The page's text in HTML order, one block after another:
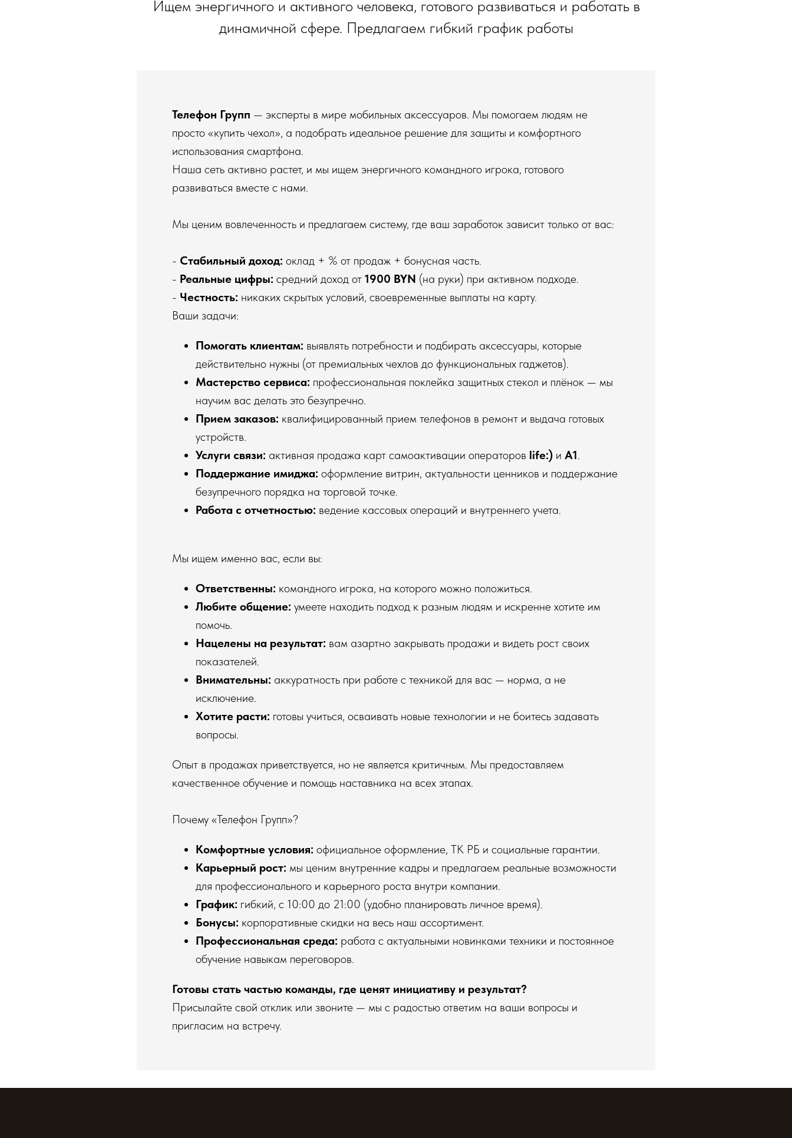
Ищем энергичного и активного человека, готового развиваться и работать в
динамичной сфере. Предлагаем гибкий график работы
Телефон Групп — эксперты в мире мобильных аксессуаров. Мы помогаем людям не
просто «купить чехол», а подобрать идеальное решение для защиты и комфортного
использования смартфона.
Наша сеть активно растет, и мы ищем энергичного командного игрока, готового
развиваться вместе с нами.
Мы ценим вовлеченность и предлагаем систему, где ваш заработок зависит только от вас:
- Стабильный доход: оклад + % от продаж + бонусная часть.
- Реальные цифры: средний доход от 1900 BYN (на руки) при активном подходе.
- Честность: никаких скрытых условий, своевременные выплаты на карту.
Ваши задачи:
Помогать клиентам: выявлять потребности и подбирать аксессуары, которые
действительно нужны (от премиальных чехлов до функциональных гаджетов).
Мастерство сервиса: профессиональная поклейка защитных стекол и плёнок — мы
научим вас делать это безупречно.
Прием заказов: квалифицированный прием телефонов в ремонт и выдача готовых
устройств.
Услуги связи: активная продажа карт самоактивации операторов life:) и А1.
Поддержание имиджа: оформление витрин, актуальности ценников и поддержание
безупречного порядка на торговой точке.
Работа с отчетностью: ведение кассовых операций и внутреннего учета.
Мы ищем именно вас, если вы:
Ответственны: командного игрока, на которого можно положиться.
Любите общение: умеете находить подход к разным людям и искренне хотите им
помочь.
Нацелены на результат: вам азартно закрывать продажи и видеть рост своих
показателей.
Внимательны: аккуратность при работе с техникой для вас — норма, а не
исключение.
Хотите расти: готовы учиться, осваивать новые технологии и не боитесь задавать
вопросы.
Опыт в продажах приветствуется, но не является критичным. Мы предоставляем
качественное обучение и помощь наставника на всех этапах.
Почему «Телефон Групп»?
Комфортные условия: официальное оформление, ТК РБ и социальные гарантии.
Карьерный рост: мы ценим внутренние кадры и предлагаем реальные возможности
для профессионального и карьерного роста внутри компании.
График: гибкий, с 10:00 до 21:00 (удобно планировать личное время).
Бонусы: корпоративные скидки на весь наш ассортимент.
Профессиональная среда: работа с актуальными новинками техники и постоянное
обучение навыкам переговоров.
Готовы стать частью команды, где ценят инициативу и результат?
Присылайте свой отклик или звоните — мы с радостью ответим на ваши вопросы и
пригласим на встречу.